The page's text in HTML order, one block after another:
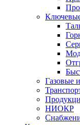
Газовые
НИОКР